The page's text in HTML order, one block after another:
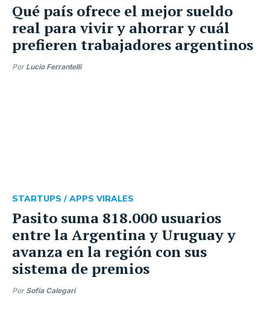
Qué país ofrece el mejor sueldo
real para vivir y ahorrar y cuál
prefieren trabajadores argentinos
Por Lucio Ferrantelli
Pasito suma 818.000 usuarios
entre la Argentina y Uruguay y
avanza en la región con sus
sistema de premios
STARTUPS / APPS VIRALES
Por Sofia Calegari